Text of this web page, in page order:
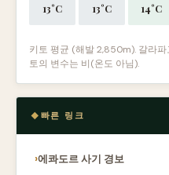
13°C 13°C 14°C
키토 평균 (해발 2,850m). 갈라파
토의 변수는 비(온도 아님).
빠른 링크
에콰도르 사기 경보